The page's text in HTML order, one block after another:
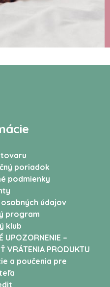
poriadok
podmienky
údajov
program
klub
UPOZORNENIE –
VRÁTENIA PRODUKTU
a poučenia pre